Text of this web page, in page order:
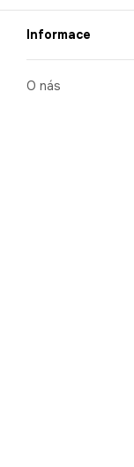
Informace
O nás